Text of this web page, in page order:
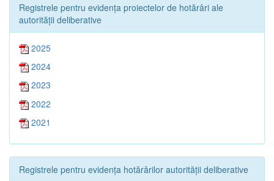
Registrele pentru evidența proiectelor de hotărâri ale
autorității deliberative
2025
2024
2023
2022
2021
Registrele pentru evidența hotărârilor autorității deliberative